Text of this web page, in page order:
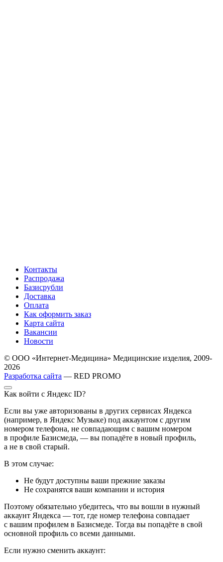
Контакты
Распродажа
Базисрубли
Доставка
Оплата
Как оформить заказ
Карта сайта
Вакансии
Новости
© ООО «Интернет-Медицина» Медицинские изделия, 2009-
2026
Разработка сайта — RED PROMO
Как войти с Яндекс ID?
Если вы уже авторизованы в других сервисах Яндекса
(например, в Яндекс Музыке) под аккаунтом с другим
номером телефона, не совпадающим с вашим номером
в профиле Базисмеда, — вы попадёте в новый профиль,
а не в свой старый.
В этом случае:
Не будут доступны ваши прежние заказы
Не сохранятся ваши компании и история
Поэтому обязательно убедитесь, что вы вошли в нужный
аккаунт Яндекса — тот, где номер телефона совпадает
с вашим профилем в Базисмеде. Тогда вы попадёте в свой
основной профиль со всеми данными.
Если нужно сменить аккаунт: